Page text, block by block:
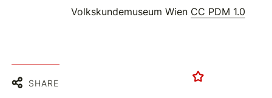
Volkskundemuseum Wien CC PDM 1.0
SHARE